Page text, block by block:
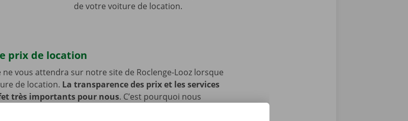
de votre voiture de location.
prix de location
vous attendra sur notre site de Roclenge-Looz lorsque
de location. La transparence des prix et les services
très importants pour nous. C’est pourquoi nous